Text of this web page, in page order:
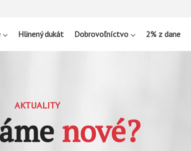
Hlinený dukát Dobrovoľníctvo 2% z dane
AKTUALITY
nové?